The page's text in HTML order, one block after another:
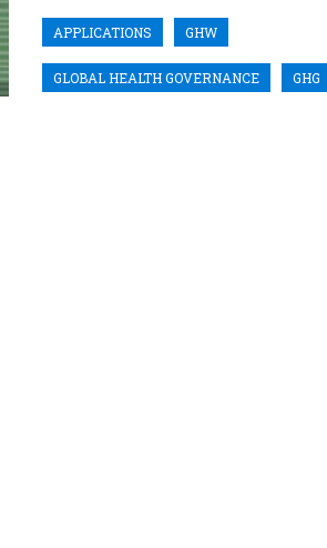
APPLICATIONS GHW
GLOBAL HEALTH GOVERNANCE GHG